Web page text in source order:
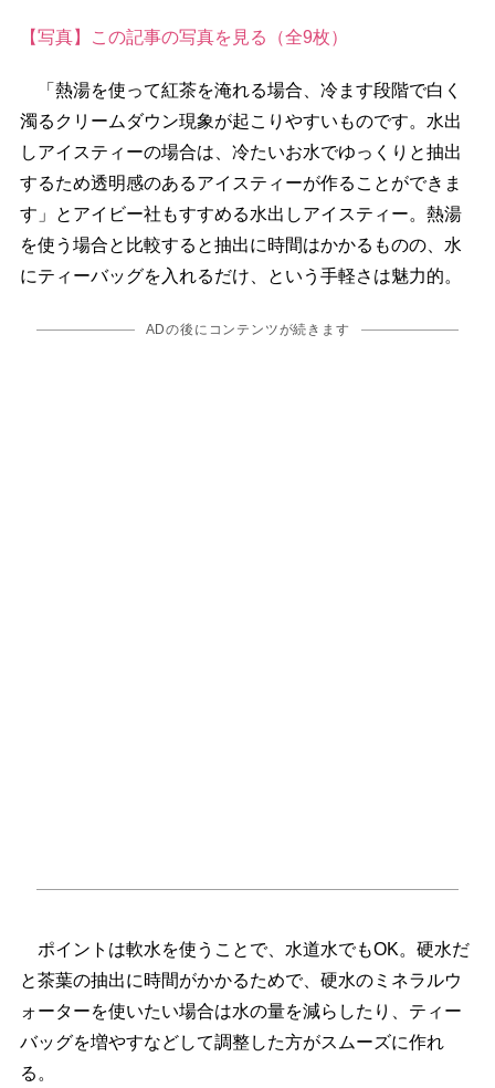
【写真】この記事の写真を見る（全9枚）
「熱湯を使って紅茶を淹れる場合、冷ます段階で白く
濁るクリームダウン現象が起こりやすいものです。水出
しアイスティーの場合は、冷たいお水でゆっくりと抽出
するため透明感のあるアイスティーが作ることができま
す」とアイビー社もすすめる水出しアイスティー。熱湯
を使う場合と比較すると抽出に時間はかかるものの、水
にティーバッグを入れるだけ、という手軽さは魅力的。
ADの後にコンテンツが続きます
ポイントは軟水を使うことで、水道水でもOK。硬水だ
と茶葉の抽出に時間がかかるためで、硬水のミネラルウ
ォーターを使いたい場合は水の量を減らしたり、ティー
バッグを増やすなどして調整した方がスムーズに作れ
る。